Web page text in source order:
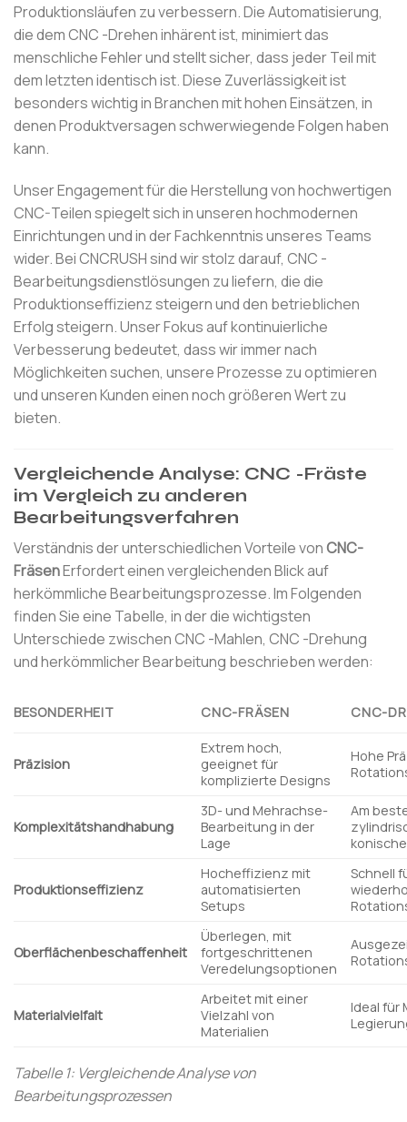
Produktionsläufen zu verbessern. Die Automatisierung,
die dem CNC -Drehen inhärent ist, minimiert das
menschliche Fehler und stellt sicher, dass jeder Teil mit
dem letzten identisch ist. Diese Zuverlässigkeit ist
besonders wichtig in Branchen mit hohen Einsätzen, in
denen Produktversagen schwerwiegende Folgen haben
kann.
Unser Engagement für die Herstellung von hochwertigen
CNC-Teilen spiegelt sich in unseren hochmodernen
Einrichtungen und in der Fachkenntnis unseres Teams
wider. Bei CNCRUSH sind wir stolz darauf, CNC -
Bearbeitungsdienstlösungen zu liefern, die die
Produktionseffizienz steigern und den betrieblichen
Erfolg steigern. Unser Fokus auf kontinuierliche
Verbesserung bedeutet, dass wir immer nach
Möglichkeiten suchen, unsere Prozesse zu optimieren
und unseren Kunden einen noch größeren Wert zu
bieten.
Vergleichende Analyse: CNC -Fräste
im Vergleich zu anderen
Bearbeitungsverfahren
Verständnis der unterschiedlichen Vorteile vonCNC-
FräsenErfordert einen vergleichenden Blick auf
herkömmliche Bearbeitungsprozesse. Im Folgenden
finden Sie eine Tabelle, in der die wichtigsten
Unterschiede zwischen CNC -Mahlen, CNC -Drehung
und herkömmlicher Bearbeitung beschrieben werden:
BESONDERHEIT CNC-FRÄSEN CNC-
Präzision
Extrem hoch,
geeignet für
komplizierte Designs
Hohe
Komplexitätshandhabung
3D- und Mehrachse-
Bearbeitung in der
Lage
Am
Produktionseffizienz
Hocheffizienz mit
automatisierten
Setups
Schnell
Oberflächenbeschaffenheit
Überlegen, mit
fortgeschrittenen
Veredelungsoptionen
Materialvielfalt
Arbeitet mit einer
Vielzahl von
Materialien
Ideal für
Tabelle 1: Vergleichende Analyse von
Bearbeitungsprozessen